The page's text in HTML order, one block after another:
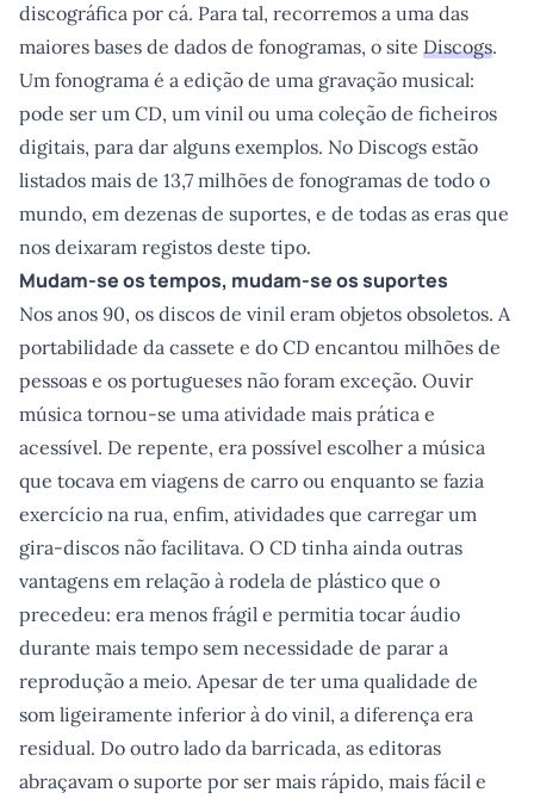
discográfica por cá. Para tal, recorremos a uma das
maiores bases de dados de fonogramas, o site Discogs.
Um fonograma é a edição de uma gravação musical:
pode ser um CD, um vinil ou uma coleção de ficheiros
digitais, para dar alguns exemplos. No Discogs estão
listados mais de 13,7 milhões de fonogramas de todo o
mundo, em dezenas de suportes, e de todas as eras que
nos deixaram registos deste tipo.
Mudam-se os tempos, mudam-se os suportes
Nos anos 90, os discos de vinil eram objetos obsoletos. A
portabilidade da cassete e do CD encantou milhões de
pessoas e os portugueses não foram exceção. Ouvir
música tornou-se uma atividade mais prática e
acessível. De repente, era possível escolher a música
que tocava em viagens de carro ou enquanto se fazia
exercício na rua, enfim, atividades que carregar um
gira-discos não facilitava. O CD tinha ainda outras
vantagens em relação à rodela de plástico que o
precedeu: era menos frágil e permitia tocar áudio
durante mais tempo sem necessidade de parar a
reprodução a meio. Apesar de ter uma qualidade de
som ligeiramente inferior à do vinil, a diferença era
residual. Do outro lado da barricada, as editoras
abraçavam o suporte por ser mais rápido, mais fácil e